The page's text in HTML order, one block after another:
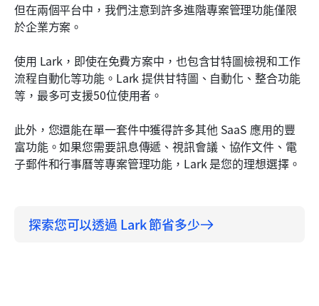
但在兩個平台中，我們注意到許多進階專案管理功能僅限
於企業方案。
使用 Lark，即使在免費方案中，也包含甘特圖檢視和工作
流程自動化等功能。Lark 提供甘特圖、自動化、整合功能
等，最多可支援50位使用者。
此外，您還能在單一套件中獲得許多其他 SaaS 應用的豐
富功能。如果您需要訊息傳遞、視訊會議、協作文件、電
子郵件和行事曆等專案管理功能，Lark 是您的理想選擇。
探索您可以透過 Lark 節省多少